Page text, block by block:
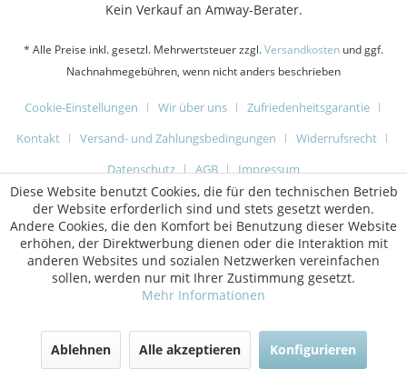
Kein Verkauf an Amway-Berater.
* Alle Preise inkl. gesetzl. Mehrwertsteuer zzgl.Versandkosten und ggf.
Nachnahmegebühren, wenn nicht anders beschrieben
Cookie-Einstellungen Wir über uns
Zufriedenheitsgarantie
Kontakt
Versand- und Zahlungsbedingungen
Widerrufsrecht
Datenschutz
AGB Impressum
Diese Website benutzt Cookies, die für den technischen Betrieb
der Website erforderlich sind und stets gesetzt werden.
Andere Cookies, die den Komfort bei Benutzung dieser Website
erhöhen, der Direktwerbung dienen oder die Interaktion mit
anderen Websites und sozialen Netzwerken vereinfachen
sollen, werden nur mit Ihrer Zustimmung gesetzt.
Mehr Informationen
Ablehnen Alle akzeptieren Konfigurieren